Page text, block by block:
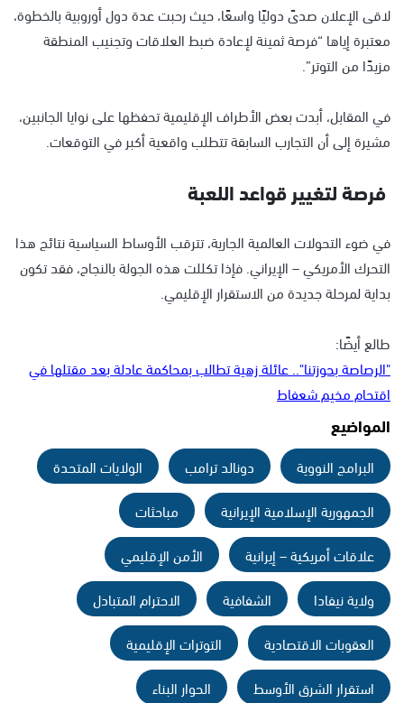
لاقى الإعلان صدىً دوليًا واسعًا، حيث رحبت عدة دول أوروبية بالخطوة،
معتبرة إياها “فرصة ثمينة لإعادة ضبط العلاقات وتجنيب المنطقة
مزيدًا من التوتر”.
في المقابل، أبدت بعض الأطراف الإقليمية تحفظها على نوايا الجانبين،
مشيرة إلى أن التجارب السابقة تتطلب واقعية أكبر في التوقعات.
فرصة لتغيير قواعد اللعبة
في ضوء التحولات العالمية الجارية، تترقب الأوساط السياسية نتائج هذا
التحرك الأمريكي – الإيراني. فإذا تكللت هذه الجولة بالنجاح، فقد تكون
بداية لمرحلة جديدة من الاستقرار الإقليمي.
طالع أيضًا:
"الرصاصة بحوزتنا".. عائلة زهية تطالب بمحاكمة عادلة بعد مقتلها في
اقتحام مخيم شعفاط
المواضيع
البرامج النووية دونالد ترامب
الولايات المتحدة
الجمهورية الإسلامية الإيرانية
مباحثات
علاقات أمريكية – إيرانية
الأمن الإقليمي
ولاية نيفادا
الشفافية
الاحترام المتبادل
العقوبات الاقتصادية
التوترات الإقليمية
استقرار الشرق الأوسط
الحوار البناء